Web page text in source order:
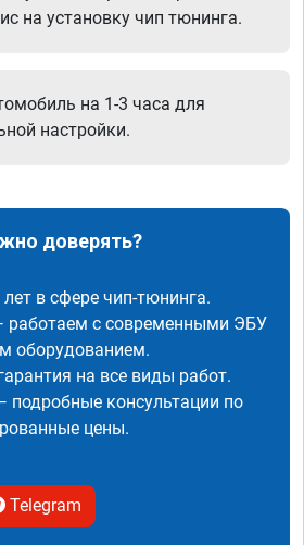
на установку чип тюнинга.
на 1-3 часа для
настройки.
доверять?
в сфере чип-тюнинга.
работаем с современными ЭБУ
оборудованием.
на все виды работ.
подробные консультации по
цены.
Telegram